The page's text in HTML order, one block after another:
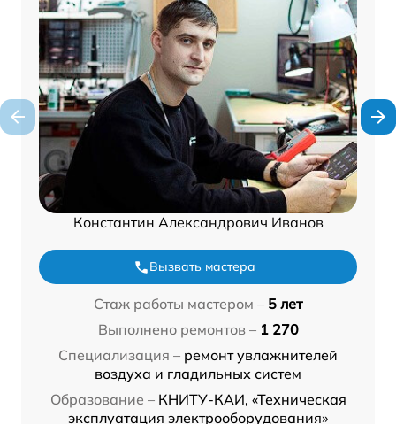
Константин Александрович Иванов
Вызвать мастера
Стаж работы мастером – 5 лет
Выполнено ремонтов – 1 270
Специализация – ремонт увлажнителей
воздуха и гладильных систем
Образование – КНИТУ-КАИ, «Техническая
эксплуатация электрооборудования»